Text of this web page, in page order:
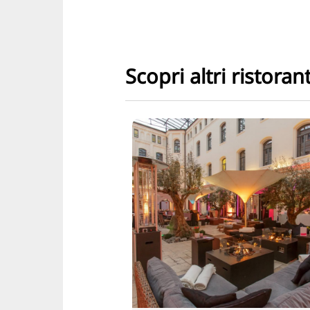
Scopri altri
Ristorante
Le sette
domeniche
Le sette domeniche di
Hannover: sette giorni di
varietà culinaria, dalle
colazioni creative alle